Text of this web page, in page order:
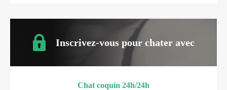
Inscrivez-vous pour chater avec
Chat coquin 24h/24h